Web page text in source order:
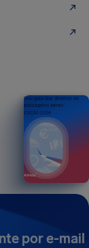
por e-mail
Seu guia dos direitos do
passageiro aéreo
EDIÇÃO 2026